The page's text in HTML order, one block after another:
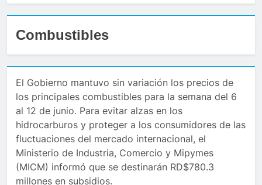
Combustibles
El Gobierno mantuvo sin variación los precios de
los principales combustibles para la semana del 6
al 12 de junio. Para evitar alzas en los
hidrocarburos y proteger a los consumidores de las
fluctuaciones del mercado internacional, el
Ministerio de Industria, Comercio y Mipymes
(MICM) informó que se destinarán RD$780.3
millones en subsidios.